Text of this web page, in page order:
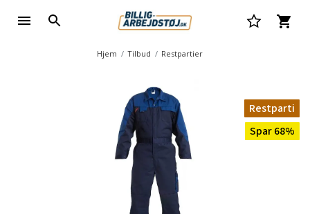
Hjem Tilbud Restpartier
Restparti
Spar 68%